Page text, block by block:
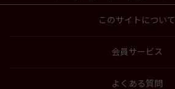
このサイトについて
会員サービス
よくある質問